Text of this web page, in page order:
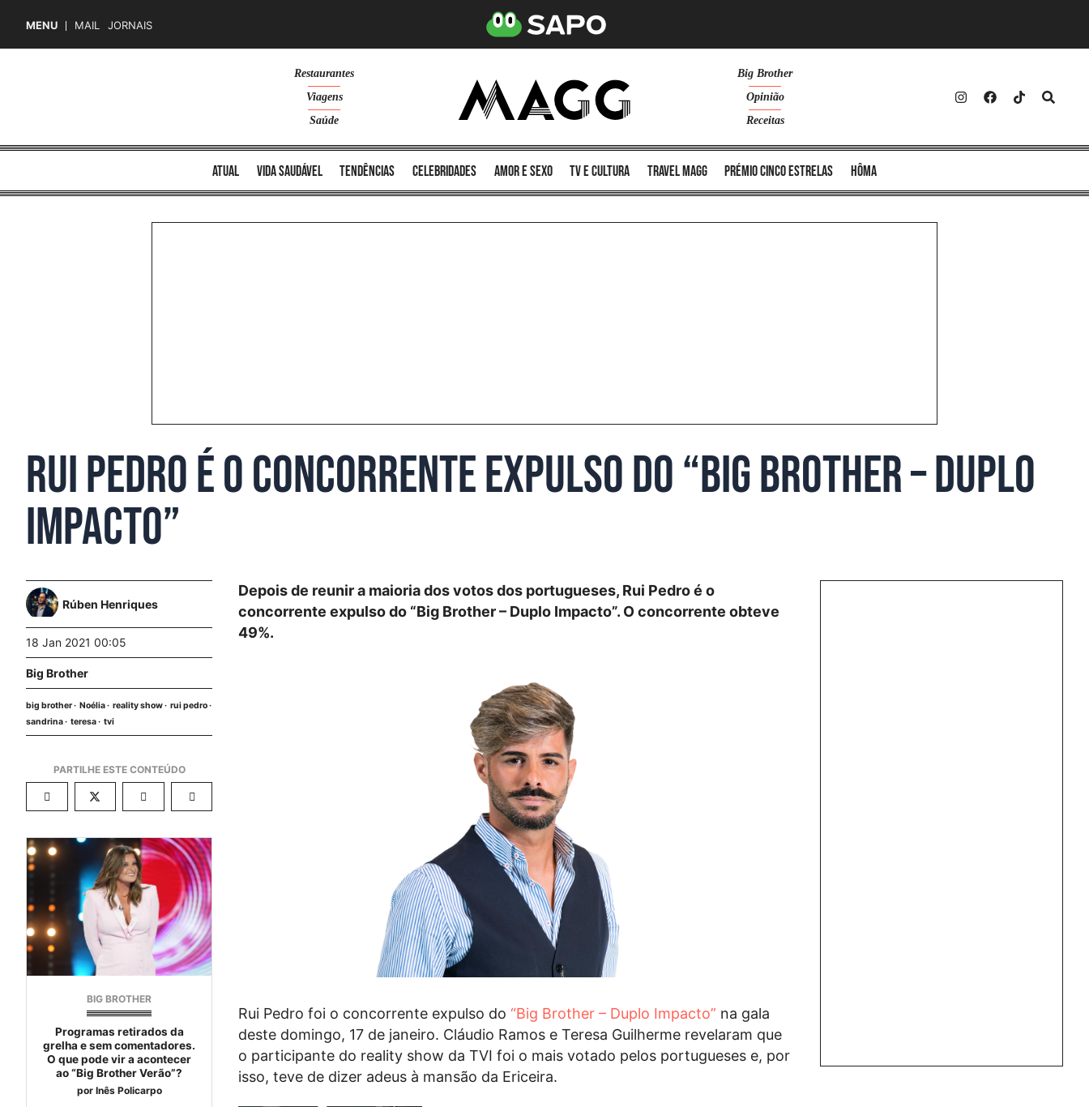
MENU MAIL JORNAIS
Restaurantes
Viagens
Saúde
Big Brother
Opinião
Receitas
atual vida saudável tendências celebridades amor e sexo TV e cultura Travel MAGG Prémio Cinco Estrelas Hôma
Rui Pedro é o concorrente expulso do “Big Brother – Duplo
Impacto”
Rúben Henriques
18 Jan 2021 00:05
Big Brother
big brother Noélia reality show
rui pedro
sandrina
teresa tvi
BIG BROTHER
Programas retirados da
grelha e sem comentadores.
O que pode vir a acontecer
ao “Big Brother Verão”?
por Inês Policarpo
Depois de reunir a maioria dos votos dos portugueses, Rui Pedro é o
concorrente expulso do “Big Brother – Duplo Impacto”. O concorrente obteve
49%.
Rui Pedro foi o concorrente expulso do“Big Brother – Duplo Impacto” na gala
deste domingo, 17 de janeiro. Cláudio Ramos e Teresa Guilherme revelaram que
o participante do reality show da TVI foi o mais votado pelos portugueses e, por
isso, teve de dizer adeus à mansão da Ericeira.